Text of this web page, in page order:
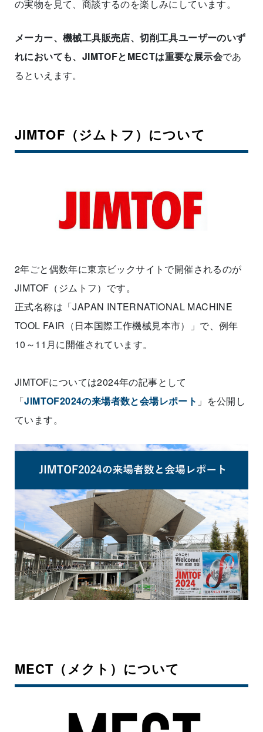
の実物を見て、商談するのを楽しみにしています。
メーカー、機械工具販売店、切削工具ユーザーのいず
れにおいても、JIMTOFとMECTは重要な展示会であ
るといえます。
JIMTOF（ジムトフ）について
2年ごと偶数年に東京ビックサイトで開催されるのが
JIMTOF（ジムトフ）です。
正式名称は「JAPAN INTERNATIONAL MACHINE
TOOL FAIR（日本国際工作機械見本市）」で、例年
10～11月に開催されています。
JIMTOFについては2024年の記事として
「JIMTOF2024の来場者数と会場レポート 」を公開し
ています。
MECT（メクト）について